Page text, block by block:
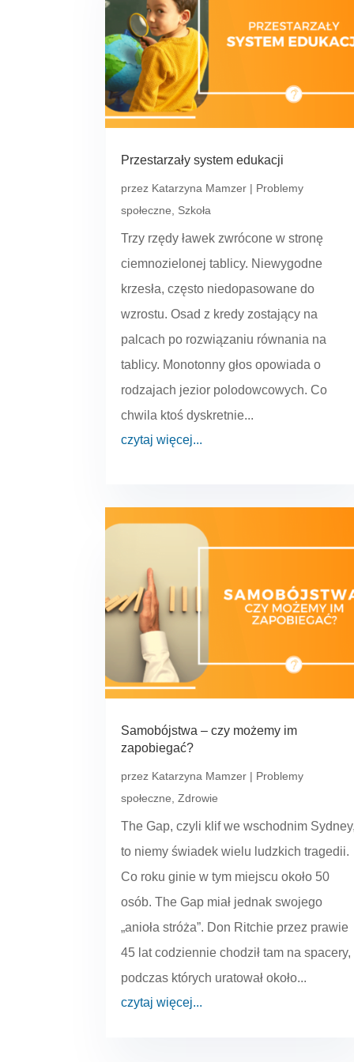
Przestarzały system edukacji
przez Katarzyna Mamzer | Problemy
społeczne
Szkoła
Trzy rzędy ławek zwrócone w stronę
ciemnozielonej tablicy. Niewygodne
krzesła, często niedopasowane do
wzrostu. Osad z kredy zostający na
palcach po rozwiązaniu równania na
tablicy. Monotonny głos opowiada o
rodzajach jezior polodowcowych. Co
chwila ktoś dyskretnie...
czytaj więcej...
Samobójstwa – czy możemy im
zapobiegać?
przez Katarzyna Mamzer | Problemy
społeczne ,Zdrowie
The Gap, czyli klif we wschodnim
to niemy świadek wielu ludzkich tragedii.
Co roku ginie w tym miejscu około 50
osób. The Gap miał jednak swojego
„anioła stróża”. Don Ritchie przez prawie
45 lat codziennie chodził tam na spacery,
podczas których uratował około...
czytaj więcej...